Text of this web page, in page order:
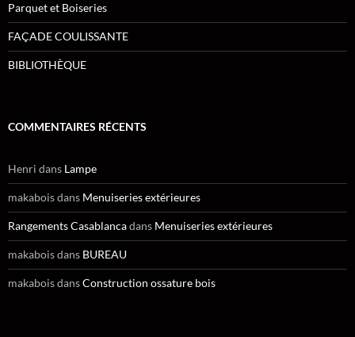
Parquet et Boiseries
FAÇADE COULISSANTE
BIBLIOTHÈQUE
COMMENTAIRES RÉCENTS
Henri dans Lampe
makaboisdans Menuiseries extérieures
Rangements Casablancadans Menuiseries extérieures
makaboisdans BUREAU
makaboisdansConstruction ossature bois